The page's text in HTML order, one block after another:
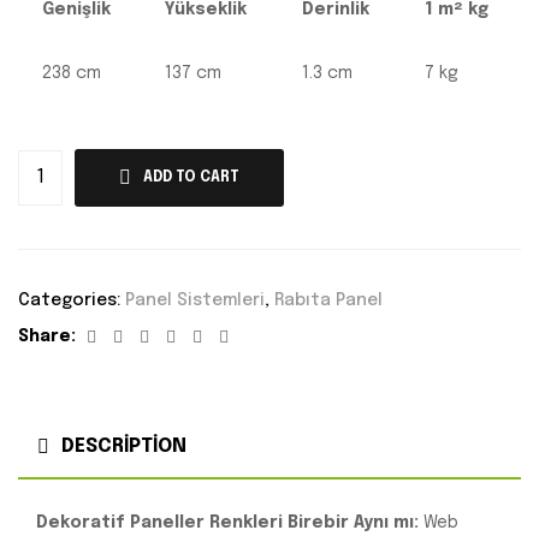
Genişlik Yükseklik Derinlik 1 m² kg
238 cm 137 cm 1.3 cm 7 kg
ADD TO CART
Categories: Panel Sistemleri, Rabıta Panel
Share: Facebook
TwitterLinkedinGoogle+Pinterest
DESCRIPTION
Dekoratif Paneller Renkleri Birebir Aynı mı: Web